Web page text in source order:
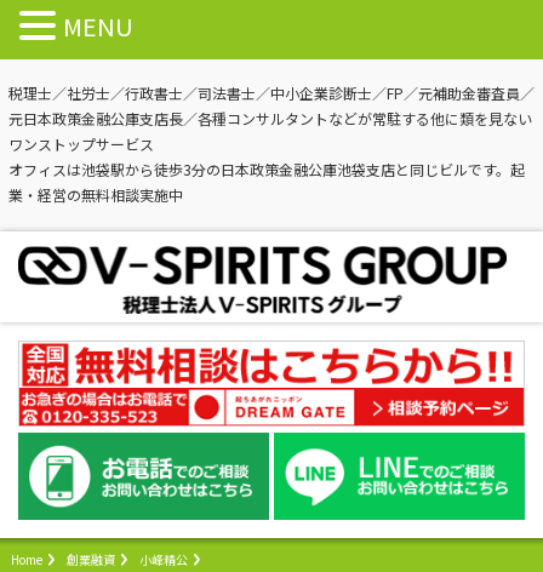
税理士／社労士／行政書士／司法書士／中小企業診断士／FP／元補助金審査員／
元日本政策金融公庫支店長／各種コンサルタントなどが常駐する他に類を見ない
ワンストップサービス
オフィスは池袋駅から徒歩3分の日本政策金融公庫池袋支店と同じビルです。起
業・経営の無料相談実施中
Home 創業融資
小峰精公
MENU